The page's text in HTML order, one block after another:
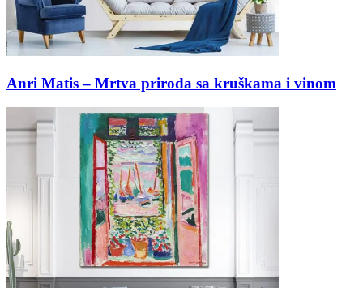
Anri Matis – Mrtva priroda sa kruškama i vinom